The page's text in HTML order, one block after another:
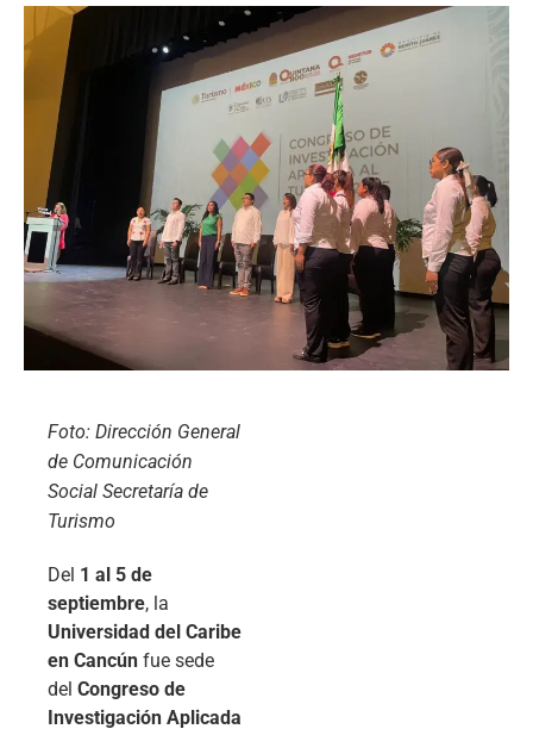
Foto: Dirección General
de Comunicación
Social Secretaría de
Turismo
Del 1 al 5 de
septiembre, la
Universidad del Caribe
en Cancún fue sede
del Congreso de
Investigación Aplicada